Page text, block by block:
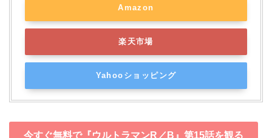
Amazon
楽天市場
Yahooショッピング
今すぐ無料で『ウルトラマンR／B』第15話を観る